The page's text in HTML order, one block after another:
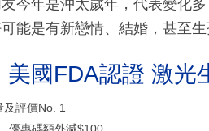
今年是沖太歲年，代表變化
能是有新戀情、結婚，甚至
美國FDA認證 激光
評價No. 1
優惠碼額外減$100